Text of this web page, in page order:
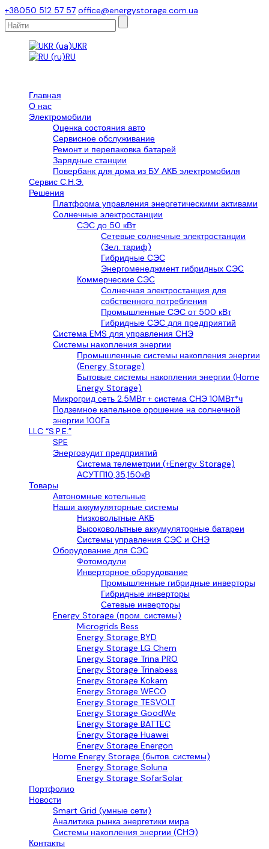
+38050 512 57 57 office@energystorage.com.ua
UKR
RU
Главная
О нас
Электромобили
Оценка состояния авто
Сервисное обслуживание
Ремонт и перепаковка батарей
Зарядные станции
Повербанк для дома из БУ АКБ электромобиля
Сервис С.Н.Э.
Решения
Платформа управления энергетическими активами
Солнечные электростанции
СЭС до 50 кВт
Сетевые солнечные электростанции
(Зел. тариф)
Гибридные СЭС
Энергоменеджмент гибридных СЭС
Коммерческие СЭС
Солнечная электростанция для
собственного потребления
Промышленные СЭС от 500 кВт
Гибридные СЭС для предприятий
Система EMS для управления СНЭ
Системы накопления энергии
Промышленные системы накопления энергии
(Energy Storage)
Бытовые системы накопления энергии (Home
Energy Storage)
Микрогрид сеть 2.5МВт + система СНЭ 10МВт*ч
Подземное капельное орошение на солнечной
энергии 100Га
LLС “S.P.E.”
SPE
Энергоаудит предприятий
Система телеметрии (+Energy Storage)
АСУТП10,35,150кВ
Товары
Автономные котельные
Наши аккумуляторные системы
Низковольтные АКБ
Высоковольтные аккумуляторные батареи
Системы управления СЭС и СНЭ
Оборудование для СЭС
Фотомодули
Инверторное оборудование
Промышленные гибридные инверторы
Гибридные инверторы
Сетевые инверторы
Energy Storage (пром. системы)
Microgrids Bess
Energy Storage BYD
Energy Storage LG Chem
Energy Storage Trina PRO
Energy Storage Trinabess
Energy Storage Kokam
Energy Storage WECO
Energy Storage TESVOLT
Energy Storage GoodWe
Energy Storage BATTEC
Energy Storage Huawei
Energy Storage Energon
Home Energy Storage (бытов. системы)
Energy Storage Soluna
Energy Storage SofarSolar
Портфолио
Новости
Smart Grid (умные сети)
Аналитика рынка энергетики мира
Системы накопления энергии (СНЭ)
Контакты